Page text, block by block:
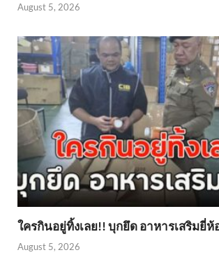
August 5, 2026
ใครกินอยู่ทิ้งเลย!! บุกยึด อาหารเสริมยี่ห้
August 5, 2026